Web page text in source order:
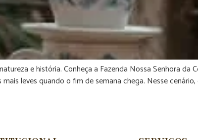
e história. Conheça a Fazenda Nossa Senhora da
leves quando o fim de semana chega. Nesse